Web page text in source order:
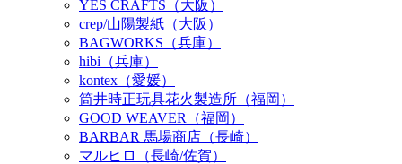
YES CRAFTS（大阪）
crep/山陽製紙（大阪）
BAGWORKS（兵庫）
hibi（兵庫）
kontex（愛媛）
筒井時正玩具花火製造所（福岡）
GOOD WEAVER（福岡）
BARBAR 馬場商店（長崎）
マルヒロ（長崎/佐賀）